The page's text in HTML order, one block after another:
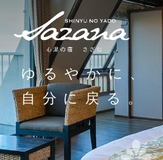
ゆるやかに、
自分に戻る。